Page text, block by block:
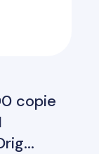
copie